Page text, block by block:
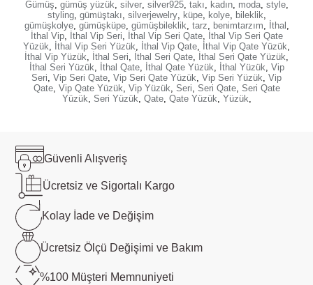
Gümüş, gümüş yüzük, silver, silver925, takı, kadın, moda, style,
styling, gümüştakı, silverjewelry, küpe, kolye, bileklik,
gümüşkolye, gümüşküpe, gümüşbileklik, tarz, benimtarzım, İthal ,
İthal Vip, İthal Vip Seri, İthal Vip Seri Qate, İthal Vip Seri Qate
Yüzük, İthal Vip Seri Yüzük, İthal Vip Qate, İthal Vip Qate Yüzük,
İthal Vip Yüzük, İthal Seri, İthal Seri Qate, İthal Seri Qate Yüzük,
İthal Seri Yüzük, İthal Qate, İthal Qate Yüzük, İthal Yüzük, Vip
Seri, Vip Seri Qate, Vip Seri Qate Yüzük, Vip Seri Yüzük, Vip
Qate, Vip Qate Yüzük, Vip Yüzük, Seri, Seri Qate, Seri Qate
Yüzük, Seri Yüzük, Qate, Qate Yüzük, Yüzük,
Güvenli Alışveriş
Ücretsiz ve Sigortalı Kargo
Kolay İade ve Değişim
Ücretsiz Ölçü Değişimi ve Bakım
%100 Müşteri Memnuniyeti